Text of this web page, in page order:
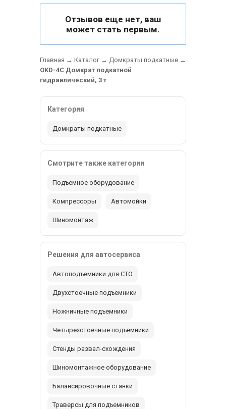
Отзывов еще нет, ваш
может стать первым.
Главная → Каталог→ Домкраты подкатные →
OKD-4C Домкрат подкатной
гидравлический, 3 т
Категория
Домкраты подкатные
Смотрите также категории
Подъемное оборудование
Компрессоры Автомойки
Шиномонтаж
Решения для автосервиса
Автоподъемники для СТО
Двухстоечные подъемники
Ножничные подъемники
Четырехстоечные подъемники
Стенды развал-схождения
Шиномонтажное оборудование
Балансировочные станки
Траверсы для подъемников